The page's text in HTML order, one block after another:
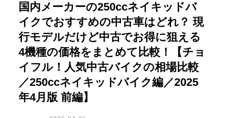
国内メーカーの250ccネイキッドバ
イクでおすすめの中古車はどれ？ 現
行モデルだけど中古でお得に狙える
4機種の価格をまとめて比較！【チョ
イフル！人気中古バイクの相場比較
／250ccネイキッドバイク編／2025
年4月版 前編】